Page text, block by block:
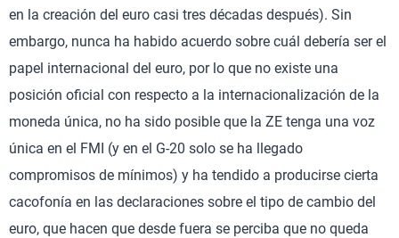
en la creación del euro casi tres décadas después). Sin
embargo, nunca ha habido acuerdo sobre cuál debería ser el
papel internacional del euro, por lo que no existe una
posición oficial con respecto a la internacionalización de la
moneda única, no ha sido posible que la ZE tenga una voz
única en el FMI (y en el G-20 solo se ha llegado
compromisos de mínimos) y ha tendido a producirse cierta
cacofonía en las declaraciones sobre el tipo de cambio del
euro, que hacen que desde fuera se perciba que no queda